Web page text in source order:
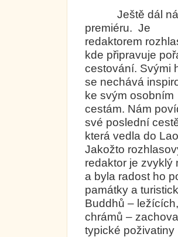
Ještě dál nás
premiéru. Je
redaktorem
kde připravuje
cestování. Svými
se nechává
ke svým osobním
cestám. Nám
své poslední
která vedla do
Jakožto
redaktor je zvyklý
a byla radost ho
památky a
Buddhů –
chrámů –
typické